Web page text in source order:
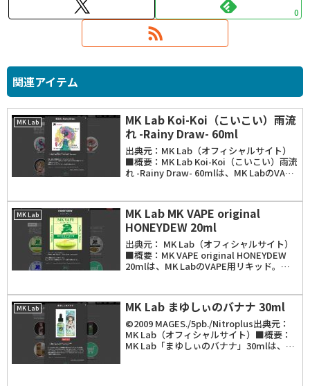
0
関連アイテム
MK Lab
MK Lab Koi-Koi（こいこい）雨流
れ -Rainy Draw- 60ml
出典元：MK Lab（オフィシャルサイト）
■概要：MK Lab Koi-Koi（こいこい）雨流
れ -Rainy Draw- 60mlは、MK LabのVAPE
と6...
MK Lab
MK Lab MK VAPE original
HONEYDEW 20ml
出典元： MK Lab（オフィシャルサイト）
■概要：MK VAPE original HONEYDEW
20mlは、MK LabのVAPE用リキッド。フ
は20mlと...
MK Lab MK Lab まゆしぃのバナナ 30ml
©2009 MAGES./5pb./Nitroplus出典元：
MK Lab（オフィシャルサイト）■概要：
MK Lab「まゆしぃのバナナ」30mlは、